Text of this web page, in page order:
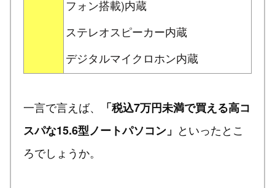
フォン搭載)内蔵
ステレオスピーカー内蔵
デジタルマイクロホン内蔵
一言で言えば、
「税込7万円未満で買える高コ
スパな15.6型ノートパソコン」 といったとこ
ろでしょうか。